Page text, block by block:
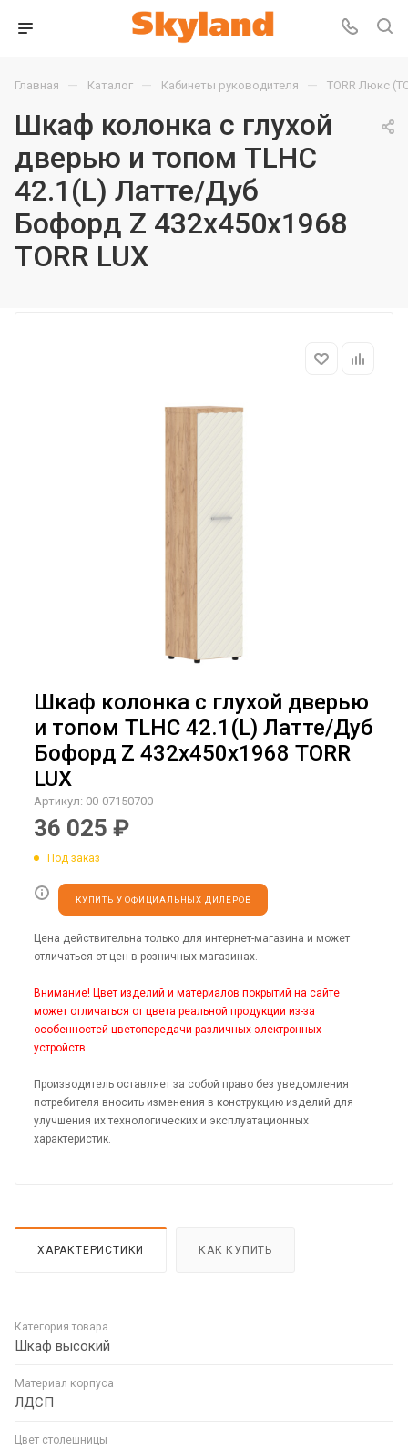
Главная — Каталог — Кабинеты руководителя — TORR Люкс
Шкаф колонка с глухой
дверью и топом TLHC
42.1(L) Латте/Дуб
Бофорд Z 432х450х1968
TORR LUX
Шкаф колонка с глухой дверью
и топом TLHC 42.1(L) Латте/Дуб
Бофорд Z 432х450х1968 TORR
LUX
Артикул: 00-07150700
36 025 ₽
Под заказ
КУПИТЬ У ОФИЦИАЛЬНЫХ ДИЛЕРОВ
Цена действительна только для интернет-магазина и может
отличаться от цен в розничных магазинах.
Внимание! Цвет изделий и материалов покрытий на сайте
может отличаться от цвета реальной продукции из-за
особенностей цветопередачи различных электронных
устройств.
Производитель оставляет за собой право без уведомления
потребителя вносить изменения в конструкцию изделий для
улучшения их технологических и эксплуатационных
характеристик.
ХАРАКТЕРИСТИКИ КАК КУПИТЬ
Категория товара
Шкаф высокий
Материал корпуса
ЛДСП
Цвет столешницы